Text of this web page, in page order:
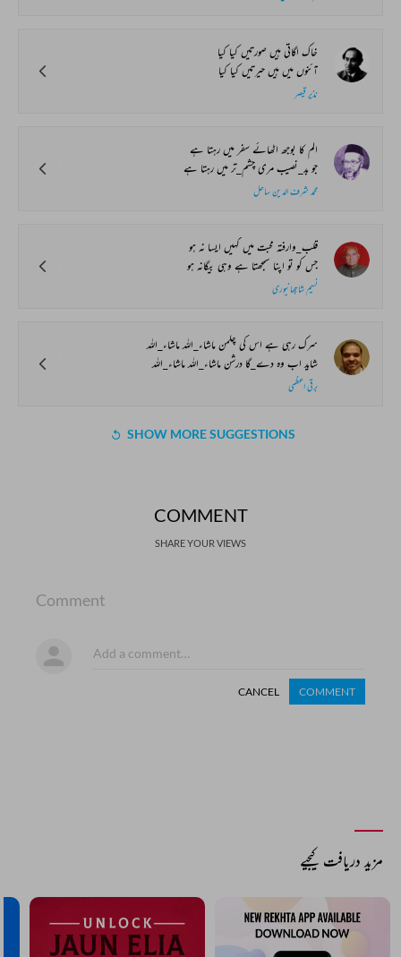
خاک اگاتی ہیں صورتیں کیا کیا
آئنوں میں ہیں حیرتیں کیا کیا
نذیر قیصر
الم کا بوجھ اٹھائے سفر میں رہتا ہے
جو بد_نصیب مری چشم_تر میں رہتا ہے
محمد شرف الدین ساحل
قلب_وارفتہ محبت میں کہیں ایسا نہ ہو
جس کو تو اپنا سمجھتا ہے وہی بیگانہ ہو
نسیم شاہجہانپوری
سرک رہی ہے اس کی چلمن ماشاء_اللہ ماشاء_اللہ
شاید اب وہ دے_گا درشن ماشاء_اللہ ماشاء_اللہ
برقی اعظمی
SHOW MORE SUGGESTIONS
COMMENT
SHARE YOUR VIEWS
Comment
CANCEL COMMENT
مزید دریافت کیجیے